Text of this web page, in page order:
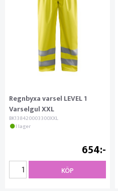
Regnbyxa varsel LEVEL 1
Varselgul XXL
BK138420003300XXL
I lager
654
KÖP